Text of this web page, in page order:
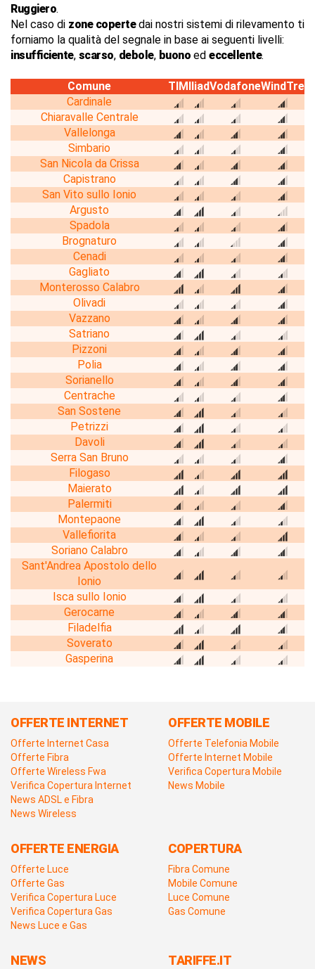
Ruggiero.
Nel caso di zone copertedai nostri sistemi di rilevamento ti
forniamo la qualità del segnale in base ai seguenti livelli:
insufficiente, scarso, debole, buono ed eccellente.
Comune TIM IliadVodafoneWindTre
Cardinale
Chiaravalle Centrale
Vallelonga
Simbario
San Nicola da Crissa
Capistrano
San Vito sullo Ionio
Argusto
Spadola
Brognaturo
Cenadi
Gagliato
Monterosso Calabro
Olivadi
Vazzano
Satriano
Pizzoni
Polia
Sorianello
Centrache
San Sostene
Petrizzi
Davoli
Serra San Bruno
Filogaso
Maierato
Palermiti
Montepaone
Vallefiorita
Soriano Calabro
Sant'Andrea Apostolo dello
Ionio
Isca sullo Ionio
Gerocarne
Filadelfia
Soverato
Gasperina
OFFERTE INTERNET
Offerte Internet Casa
Offerte Fibra
Offerte Wireless Fwa
Verifica Copertura Internet
News ADSL e Fibra
News Wireless
OFFERTE MOBILE
Offerte Telefonia Mobile
Offerte Internet Mobile
Verifica Copertura Mobile
News Mobile
OFFERTE ENERGIA
Offerte Luce
Offerte Gas
Verifica Copertura Luce
Verifica Copertura Gas
News Luce e Gas
COPERTURA
Fibra Comune
Mobile Comune
Luce Comune
Gas Comune
NEWS TARIFFE.IT